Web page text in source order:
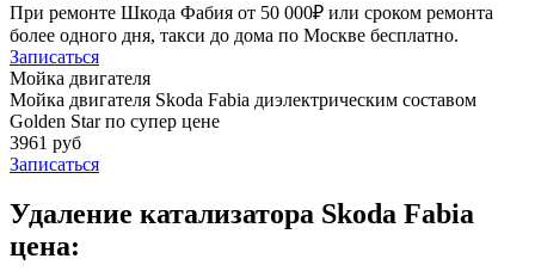
При ремонте Шкода Фабия от 50 000₽ или сроком ремонта
более одного дня, такси до дома по Москве бесплатно.
Записаться
Мойка двигателя
Мойка двигателя Skoda Fabia диэлектрическим составом
Golden Star по супер цене
3961 руб
Записаться
Удаление катализатора Skoda Fabia
цена: